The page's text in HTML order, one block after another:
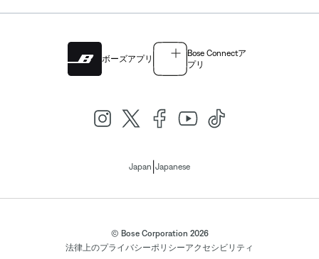
ボーズアプリ
Bose Connectア
プリ
Japan Japanese
© Bose Corporation 2026
法律上のプライバシーポリシーアクセシビリティ